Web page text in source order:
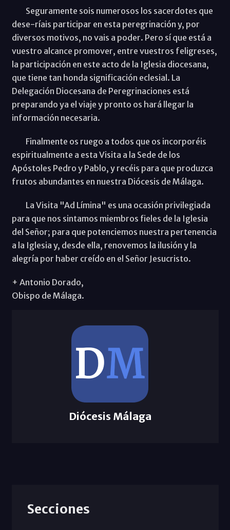
Seguramente sois numerosos los sacerdotes que
dese-ríais participar en esta peregrinación y, por
diversos motivos, no vais a poder. Pero sí que está a
vuestro alcance promover, entre vuestros feligreses,
la participación en este acto de la Iglesia diocesana,
que tiene tan honda significación eclesial. La
Delegación Diocesana de Peregrinaciones está
preparando ya el viaje y pronto os hará llegar la
información necesaria.
Finalmente os ruego a todos que os incorporéis
espiritualmente a esta Visita a la Sede de los
Apóstoles Pedro y Pablo, y recéis para que produzca
frutos abundantes en nuestra Diócesis de Málaga.
La Visita "Ad Límina" es una ocasión privilegiada
para que nos sintamos miembros fieles de la Iglesia
del Señor; para que potenciemos nuestra pertenencia
a la Iglesia y, desde ella, renovemos la ilusión y la
alegría por haber creído en el Señor Jesucristo.
+ Antonio Dorado,
Obispo de Málaga.
Diócesis Málaga
Secciones